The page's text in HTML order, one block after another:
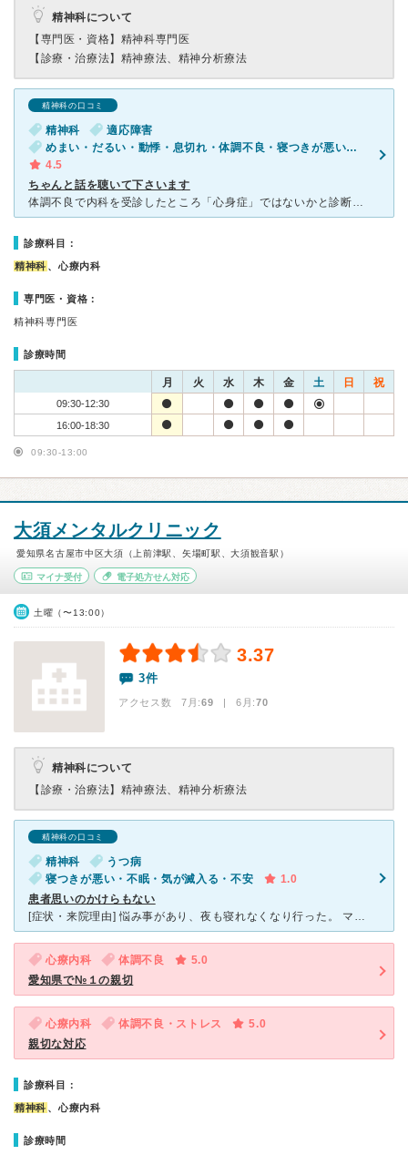
精神科について
【専門医・資格】 精神科専門医
【診療・治療法】 精神療法、精神分析療法
精神科の口コミ
精神科
適応障害
めまい・だるい・動悸・息切れ・体調不良・寝つきが悪い・不眠
4.5
ちゃんと話を聴いて下さいます
体調不良で内科を受診したところ「心身症」ではないかと診断され精神科を勧められた為ネット検索などで評判の良かったこちらの病院へ行きました。 院内では他の患者さんが数名待合室にいましたが、待合室が結構広
診療科目：
精神科 、心療内科
専門医・資格：
精神科専門医
診療時間
月 火 水 木 金 土 日 祝
09:30-12:30
16:00-18:30
09:30-13:00
大須メンタルクリニック
愛知県名古屋市中区大須（上前津駅、矢場町駅、大須観音駅）
マイナ受付 電子処方せん対応
土曜（〜13:00）
3.37
3件
アクセス数 7月:69 | 6月:70
精神科について
【診療・治療法】 精神療法、精神分析療法
精神科の口コミ
精神科
うつ病
寝つきが悪い・不眠・気が滅入る・不安
1.0
患者思いのかけらもない
[症状・来院理由] 悩み事があり、夜も寝れなくなり行った。 マインドコントロールされていたようで精神が混乱しており助けを求めて診察を希望した。 [医師の診断・治療法] アドバイスやどうしたらよ
心療内科 体調不良
5.0
愛知県で№１の親切
心療内科 体調不良・ストレス
5.0
親切な対応
診療科目：
精神科 、心療内科
診療時間